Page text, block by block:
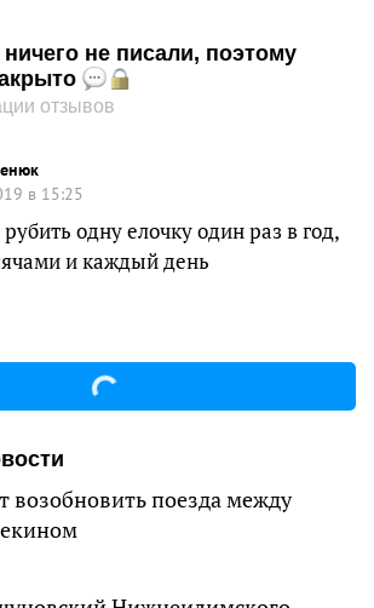
не писали, поэтому
отзывов
в 15:25
одну елочку один раз в год,
и каждый день
возобновить поезда между